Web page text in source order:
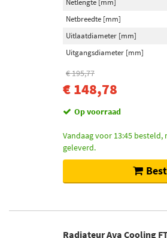
Netlengte [mm]
Netbreedte [mm]
Uitlaatdiameter [mm]
Uitgangsdiameter [mm]
€ 195,77
€ 148,78
Op voorraad
Vandaag voor 13:45 besteld,
geleverd.
Radiateur Ava Cooling